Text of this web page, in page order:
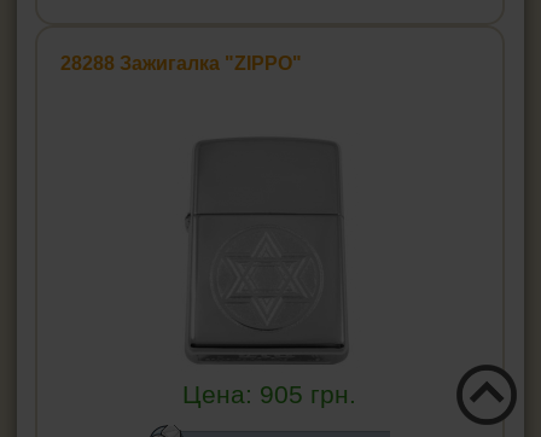
28288 Зажигалка "ZIPPO"
Цена: 905 грн.